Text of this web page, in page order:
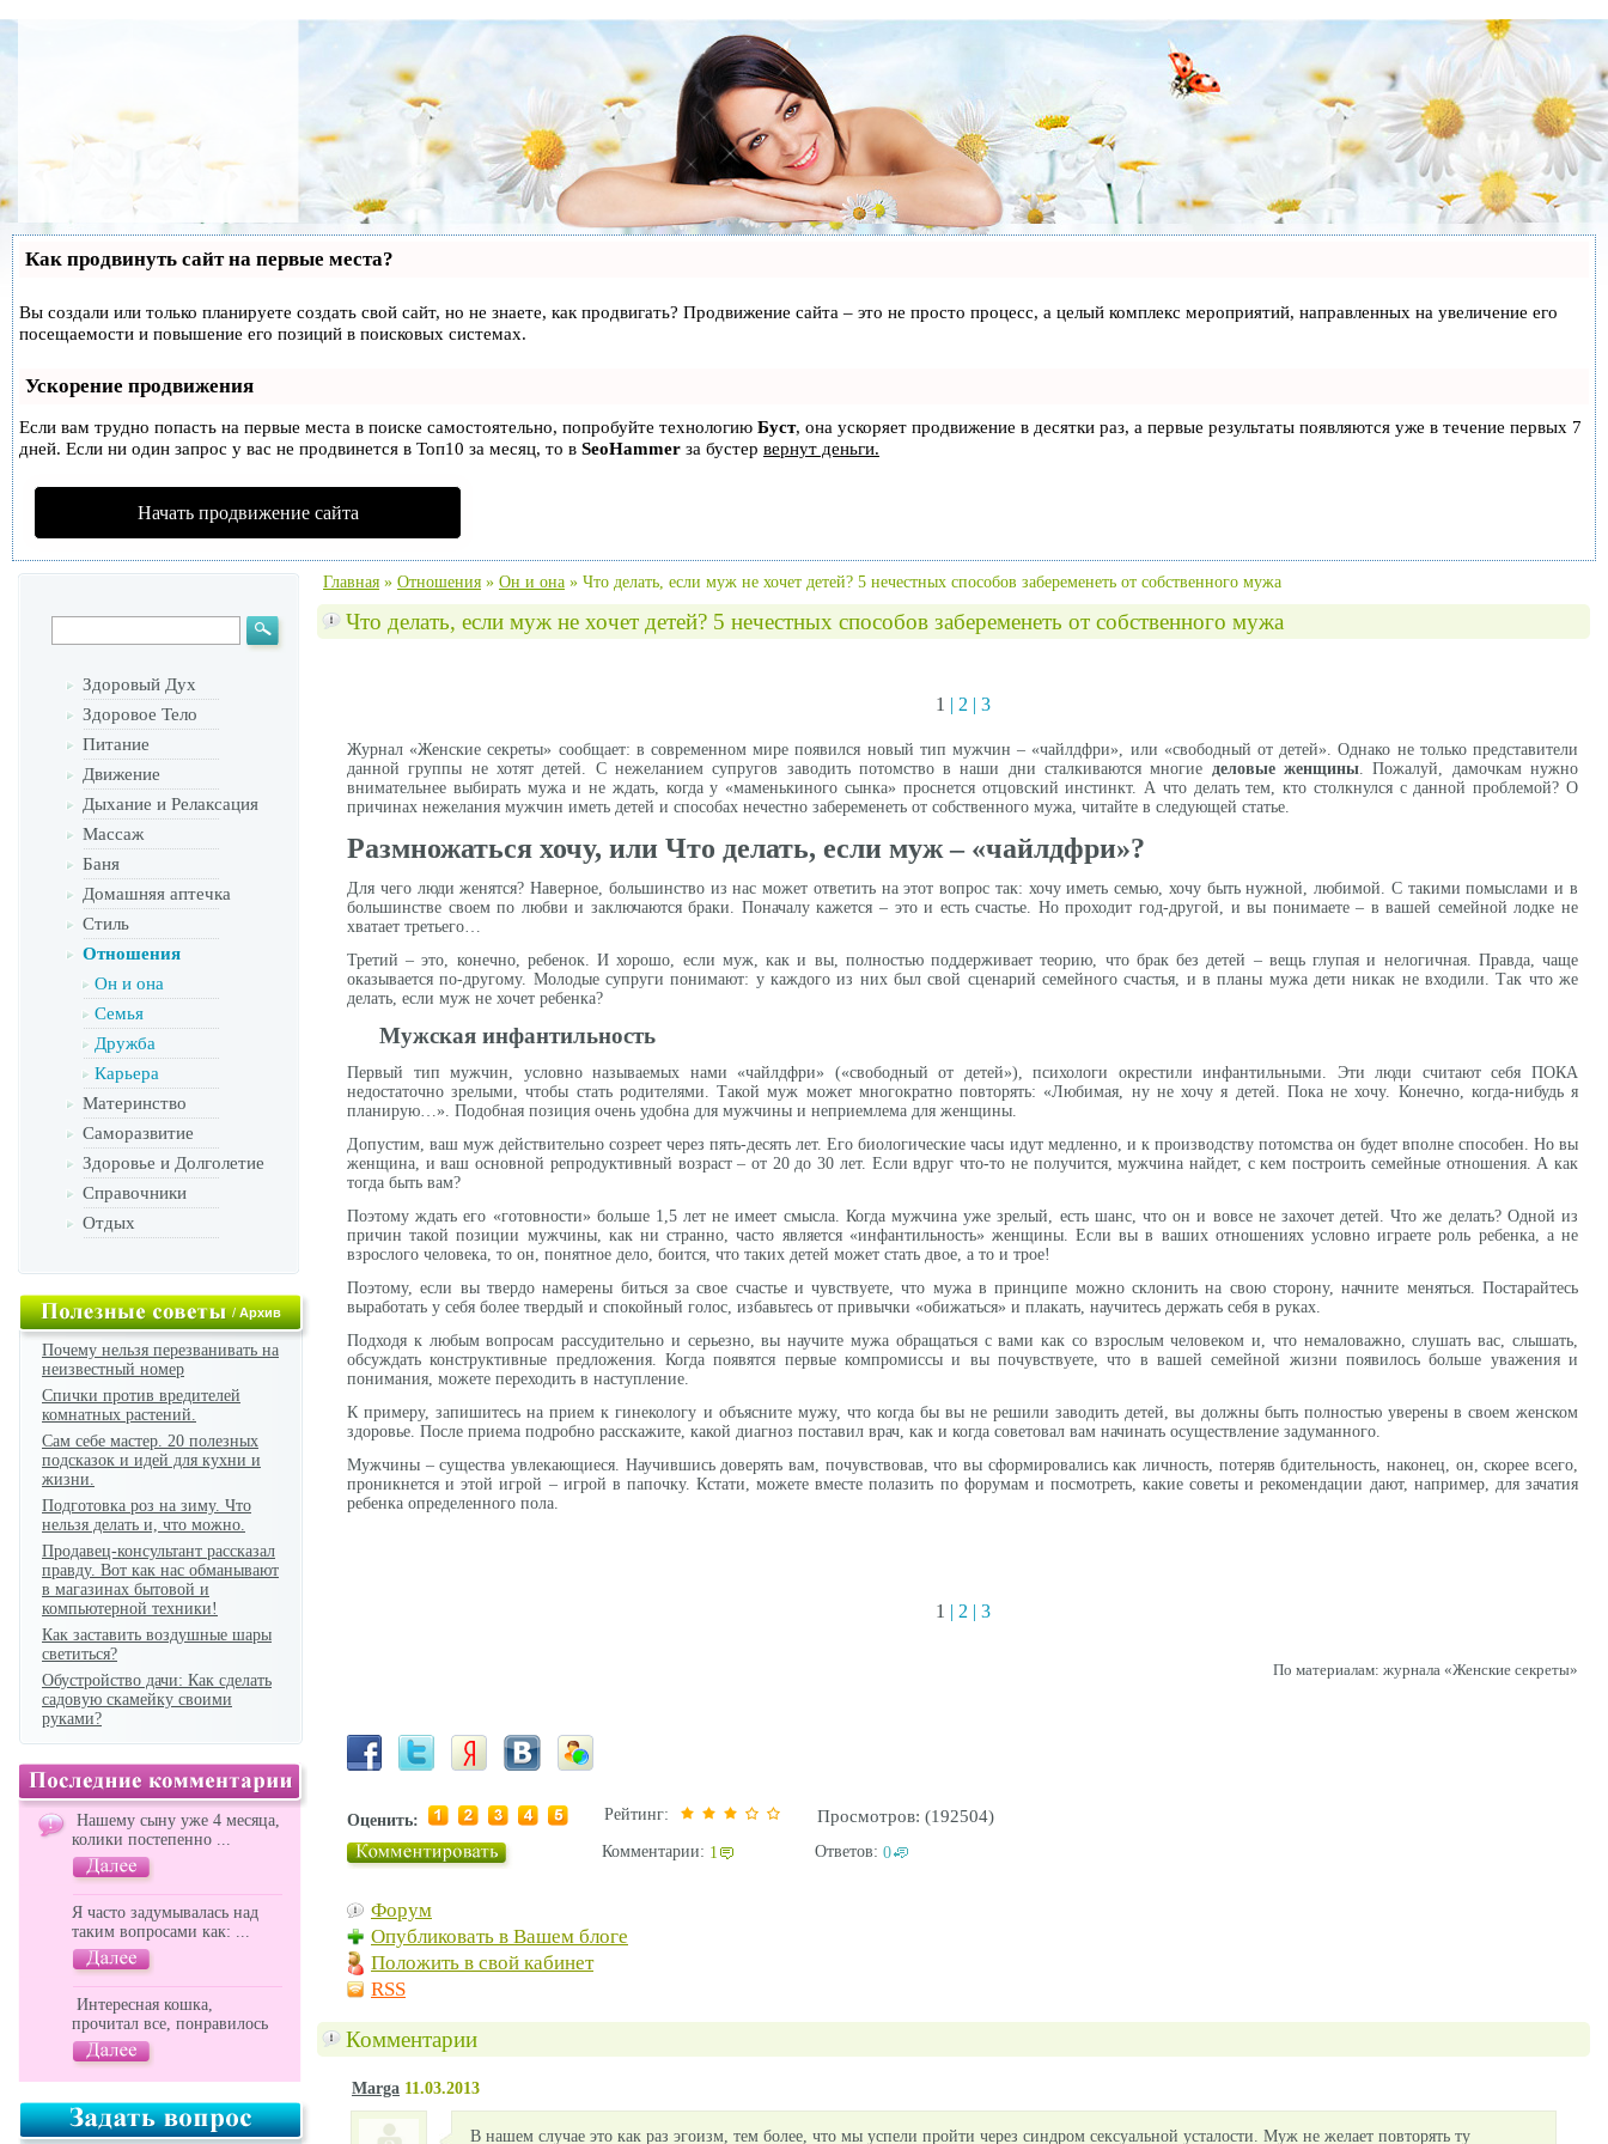
Как продвинуть сайт на первые места?
Вы создали или только планируете создать свой сайт, но не знаете, как продвигать? Продвижение сайта – это не просто процесс, а целый комплекс мероприятий, направленных на увеличение его
посещаемости и повышение его позиций в поисковых системах.
Ускорение продвижения
Если вам трудно попасть на первые места в поиске самостоятельно, попробуйте технологию Буст, она ускоряет продвижение в десятки раз, а первые результаты появляются уже в течение первых 7
дней. Если ни один запрос у вас не продвинется в Топ10 за месяц, то в SeoHammer за бустер вернут деньги.
Начать продвижение сайта
Здоровый Дух
Здоровое Тело
Питание
Движение
Дыхание и Релаксация
Массаж
Баня
Домашняя аптечка
Стиль
Отношения
Он и она
Семья
Дружба
Карьера
Материнство
Саморазвитие
Здоровье и Долголетие
Справочники
Отдых
/Архив
Почему нельзя перезванивать на
неизвестный номер
Спички против вредителей
комнатных растений.
Сам себе мастер. 20 полезных
подсказок и идей для кухни и
жизни.
Подготовка роз на зиму. Что
нельзя делать и, что можно.
Продавец-консультант рассказал
правду. Вот как нас обманывают
в магазинах бытовой и
компьютерной техники!
Как заставить воздушные шары
светиться?
Обустройство дачи: Как сделать
садовую скамейку своими
руками?
Нашему сыну уже 4 месяца,
колики постепенно ...
Я часто задумывалась над
таким вопросами как: ...
Интересная кошка,
прочитал все, понравилось
Главная » Отношения » Он и она » Что делать, если муж не хочет детей? 5 нечестных способов забеременеть от собственного мужа
Что делать, если муж не хочет детей? 5 нечестных способов забеременеть от собственного мужа
1 | 2 | 3
Журнал «Женские секреты» сообщает: в современном мире появился новый тип мужчин – «чайлдфри», или «свободный от детей». Однако не только представители
данной группы не хотят детей. С нежеланием супругов заводить потомство в наши дни сталкиваются многие деловые женщины. Пожалуй, дамочкам нужно
внимательнее выбирать мужа и не ждать, когда у «маменькиного сынка» проснется отцовский инстинкт. А что делать тем, кто столкнулся с данной проблемой? О
причинах нежелания мужчин иметь детей и способах нечестно забеременеть от собственного мужа, читайте в следующей статье.
Размножаться хочу, или Что делать, если муж – «чайлдфри»?
Для чего люди женятся? Наверное, большинство из нас может ответить на этот вопрос так: хочу иметь семью, хочу быть нужной, любимой. С такими помыслами и в
большинстве своем по любви и заключаются браки. Поначалу кажется – это и есть счастье. Но проходит год-другой, и вы понимаете – в вашей семейной лодке не
хватает третьего…
Третий – это, конечно, ребенок. И хорошо, если муж, как и вы, полностью поддерживает теорию, что брак без детей – вещь глупая и нелогичная. Правда, чаще
оказывается по-другому. Молодые супруги понимают: у каждого из них был свой сценарий семейного счастья, и в планы мужа дети никак не входили. Так что же
делать, если муж не хочет ребенка?
Мужская инфантильность
Первый тип мужчин, условно называемых нами «чайлдфри» («свободный от детей»), психологи окрестили инфантильными. Эти люди считают себя ПОКА
недостаточно зрелыми, чтобы стать родителями. Такой муж может многократно повторять: «Любимая, ну не хочу я детей. Пока не хочу. Конечно, когда-нибудь я
планирую…». Подобная позиция очень удобна для мужчины и неприемлема для женщины.
Допустим, ваш муж действительно созреет через пять-десять лет. Его биологические часы идут медленно, и к производству потомства он будет вполне способен. Но вы
женщина, и ваш основной репродуктивный возраст – от 20 до 30 лет. Если вдруг что-то не получится, мужчина найдет, с кем построить семейные отношения. А как
тогда быть вам?
Поэтому ждать его «готовности» больше 1,5 лет не имеет смысла. Когда мужчина уже зрелый, есть шанс, что он и вовсе не захочет детей. Что же делать? Одной из
причин такой позиции мужчины, как ни странно, часто является «инфантильность» женщины. Если вы в ваших отношениях условно играете роль ребенка, а не
взрослого человека, то он, понятное дело, боится, что таких детей может стать двое, а то и трое!
Поэтому, если вы твердо намерены биться за свое счастье и чувствуете, что мужа в принципе можно склонить на свою сторону, начните меняться. Постарайтесь
выработать у себя более твердый и спокойный голос, избавьтесь от привычки «обижаться» и плакать, научитесь держать себя в руках.
Подходя к любым вопросам рассудительно и серьезно, вы научите мужа обращаться с вами как со взрослым человеком и, что немаловажно, слушать вас, слышать,
обсуждать конструктивные предложения. Когда появятся первые компромиссы и вы почувствуете, что в вашей семейной жизни появилось больше уважения и
понимания, можете переходить в наступление.
К примеру, запишитесь на прием к гинекологу и объясните мужу, что когда бы вы не решили заводить детей, вы должны быть полностью уверены в своем женском
здоровье. После приема подробно расскажите, какой диагноз поставил врач, как и когда советовал вам начинать осуществление задуманного.
Мужчины – существа увлекающиеся. Научившись доверять вам, почувствовав, что вы сформировались как личность, потеряв бдительность, наконец, он, скорее всего,
проникнется и этой игрой – игрой в папочку. Кстати, можете вместе полазить по форумам и посмотреть, какие советы и рекомендации дают, например, для зачатия
ребенка определенного пола.
1 | 2 | 3
По материалам: журнала «Женские секреты»
Оценить: Рейтинг: Просмотров: (192504)
Комментарии: 1 Ответов: 0
Форум
Опубликовать в Вашем блоге
Положить в свой кабинет
RSS
Комментарии
Marga 11.03.2013
В нашем случае это как раз эгоизм, тем более, что мы успели пройти через синдром сексуальной усталости. Муж не желает повторять ту